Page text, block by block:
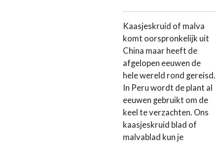
Kaasjeskruid of malva
komt oorspronkelijk uit
China maar heeft de
afgelopen eeuwen de
hele wereld rond gereisd.
In Peru wordt de plant al
eeuwen gebruikt om de
keel te verzachten. Ons
kaasjeskruid blad of
malvablad kun je